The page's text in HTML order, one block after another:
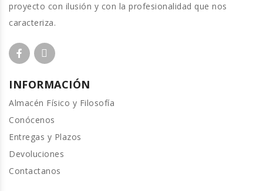
proyecto con ilusión y con la profesionalidad que nos
caracteriza.
INFORMACIÓN
Almacén Físico y Filosofía
Conócenos
Entregas y Plazos
Devoluciones
Contactanos